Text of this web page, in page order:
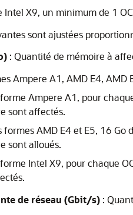
Intel X9, un minimum de 1
sont ajustées
: Quantité de mémoire à
Ampere A1, AMD E4,
Ampere A1, pour
sont affectés.
formes AMD E4 et E5, 16
sont alloués.
Intel X9, pour chaque
de réseau (Gbit/s) :